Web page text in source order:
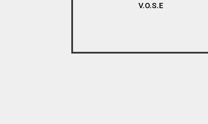
1080P) V.O.S.E